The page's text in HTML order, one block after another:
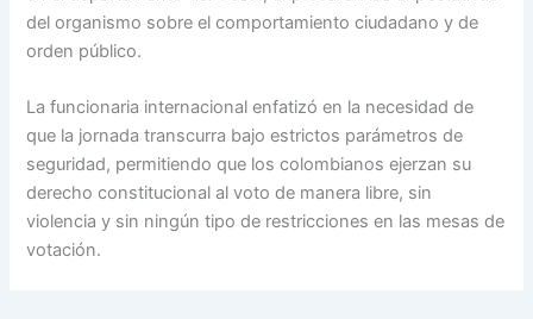
del organismo sobre el comportamiento ciudadano y de
orden público.
La funcionaria internacional enfatizó en la necesidad de
que la jornada transcurra bajo estrictos parámetros de
seguridad, permitiendo que los colombianos ejerzan su
derecho constitucional al voto de manera libre, sin
violencia y sin ningún tipo de restricciones en las mesas de
votación.